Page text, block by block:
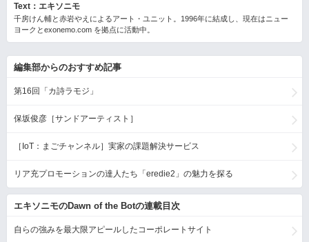
Text：エキソニモ
千房けん輔と赤岩やえによるアート・ユニット。1996年に結成し、現在はニュー
ヨークとexonemo.com を拠点に活動中。
編集部からのおすすめ記事
第16回「カ詩ラモジ」
保坂俊彦［サンドアーティスト］
［IoT：まごチャンネル］実家の課題解決サービス
リア充プロモーションの達人たち「eredie2」の魅力を探る
エキソニモのDawn of the Botの連載目次
自らの強みを最大限アピールしたコーポレートサイト